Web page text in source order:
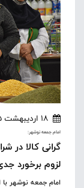
18 اردیبهشت 1405
امام جمعه نوشهر:
گرانی کالا
لزوم برخورد
امام جمعه نوشهر